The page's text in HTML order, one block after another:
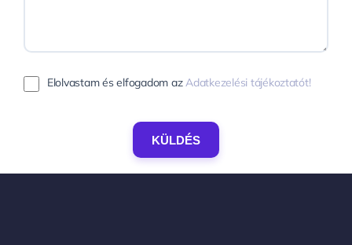
Elolvastam és elfogadom azAdatkezelési tájékoztatót!
KÜLDÉS